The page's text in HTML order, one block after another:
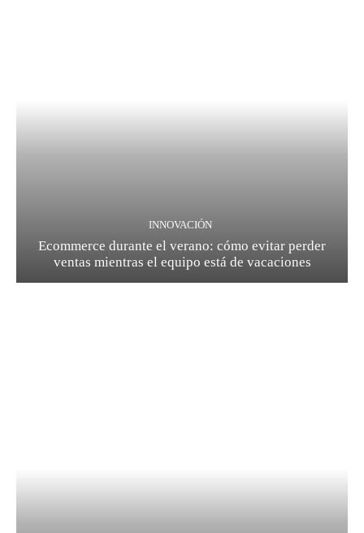
INNOVACIÓN
Ecommerce durante el verano: cómo evitar perder
ventas mientras el equipo está de vacaciones